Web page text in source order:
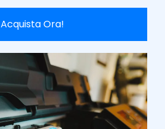
Acquista Ora!